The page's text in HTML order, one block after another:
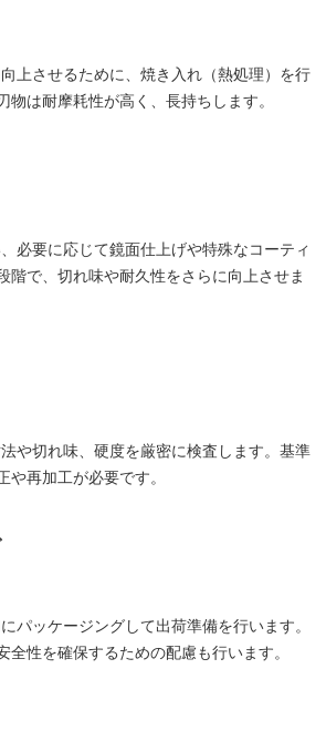
上させるために、焼き入れ（熱処理）を行
物は耐摩耗性が高く、長持ちします。
必要に応じて鏡面仕上げや特殊なコーティ
階で、切れ味や耐久性をさらに向上させま
や切れ味、硬度を厳密に検査します。基準
や再加工が必要です。
パッケージングして出荷準備を行います。
全性を確保するための配慮も行います。